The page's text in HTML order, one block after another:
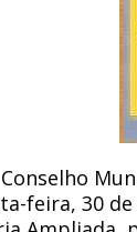
feira, 30